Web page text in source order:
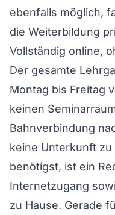
ebenfalls möglich,
die Weiterbildung
Vollständig online,
Der gesamte
Montag bis Freitag
keinen
Bahnverbindung
keine Unterkunft
benötigst, ist ein
Internetzugang
zu Hause. Gerade